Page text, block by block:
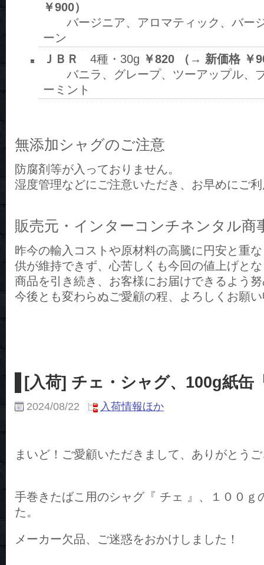
￥900）
バージニア、アロマティック、バー
ーン
ＪＢＲ
4種・30g ￥820 （→ 新価格 ￥
バニラ、グレープ、ツーアップル、
ーミント
無添加シャグのご注意
防腐剤等が入っておりません。
湿度管理などにご注意いただき、お早めにご
販売元・インターコンチネンタル商
昨今の輸入コストや原材料の高騰に円安と重
供が維持できず、心苦しくも今回の値上げと
商品を引き続き、お客様にお届けできるよう
今後とも変わらぬご愛顧の程、よろしくお願
[入荷] チェ・シャグ、100g紙缶
2024/08/22 入荷情報ほか
まいど！ご愛顧いただきまして、ありがとう
手巻きたばこ用のシャグ『 チェ 』、１００ｇ
た。
メーカー欠品、ご迷惑をおかけしました！